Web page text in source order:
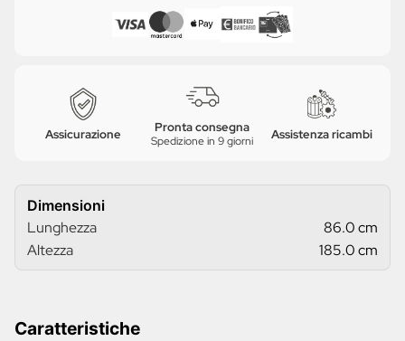
Assicurazione Pronta consegna
Spedizione in 9 giorni Assistenza ricambi
Dimensioni
Lunghezza
86.0 cm
Altezza
185.0 cm
Caratteristiche